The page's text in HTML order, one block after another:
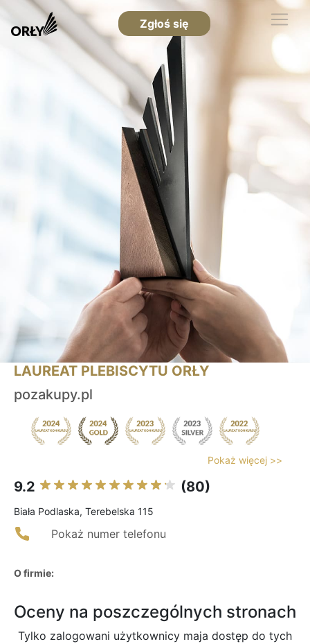
Zgłoś się
LAUREAT PLEBISCYTU ORŁY
pozakupy.pl
Pokaż więcej >>
9.2 (80)
Biała Podlaska, Terebelska 115
Pokaż numer telefonu
O firmie:
Oceny na poszczególnych stronach
Tylko zalogowani użytkownicy maja dostęp do tych